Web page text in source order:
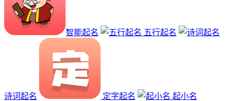
智能起名 五行起名
诗词起名 定字起名 起小名